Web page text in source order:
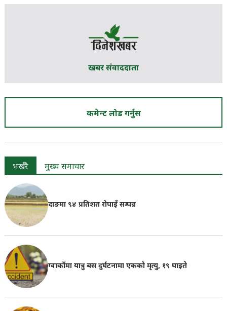
खबर संवाददाता
कमेन्ट लोड गर्नुस
भर्खरै मुख्य समाचार
दाङमा ९४ प्रतिशत रोपाइँ सम्पन्न
ग्वार्कोमा यात्रु बस दुर्घटनामा एकको मृत्यु, १९ घाइते